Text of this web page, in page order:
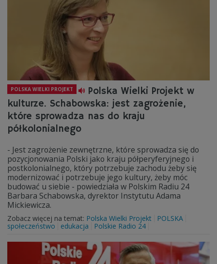
POLSKA WIELKI PROJEKT
Polska Wielki Projekt w
kulturze. Schabowska: jest zagrożenie,
które sprowadza nas do kraju
półkolonialnego
- Jest zagrożenie zewnętrzne, które sprowadza się do
pozycjonowania Polski jako kraju półperyferyjnego i
postkolonialnego, który potrzebuje zachodu żeby się
modernizować i potrzebuje jego kultury, żeby móc
budować u siebie - powiedziała w Polskim Radiu 24
Barbara Schabowska, dyrektor Instytutu Adama
Mickiewicza.
Zobacz więcej na temat: Polska Wielki Projekt
POLSKA
społeczeństwo
edukacja Polskie Radio 24